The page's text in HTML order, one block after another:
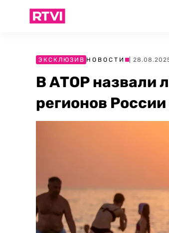
ЭКСКЛЮЗИВ НОВОСТИ |
В АТОР назвали
регионов